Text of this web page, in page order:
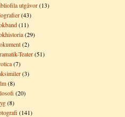
utgåvor(13)
(43)
(11)
(29)
(2)
Teater(51)
(7)
(3)
(8)
(20)
(8)
(141)